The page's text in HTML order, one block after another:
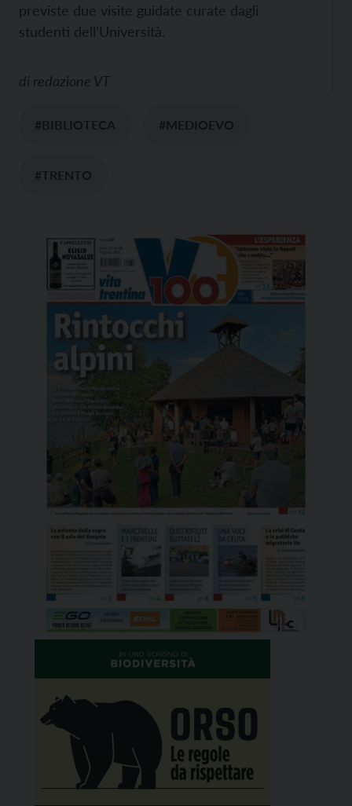
previste due visite guidate curate dagli
studenti dell’Università.
di redazione VT
#BIBLIOTECA #MEDIOEVO
#TRENTO